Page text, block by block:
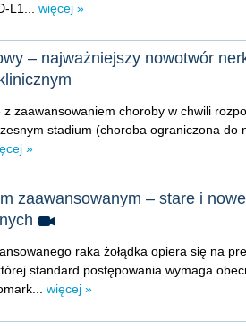
L1...
więcej »
– najważniejszy nowotwór
zaawansowaniem choroby w chwili
stadium (choroba ograniczona do
»
zaawansowanym – stare i nowe
raka żołądka opiera się na
standard postępowania wymaga
więcej »